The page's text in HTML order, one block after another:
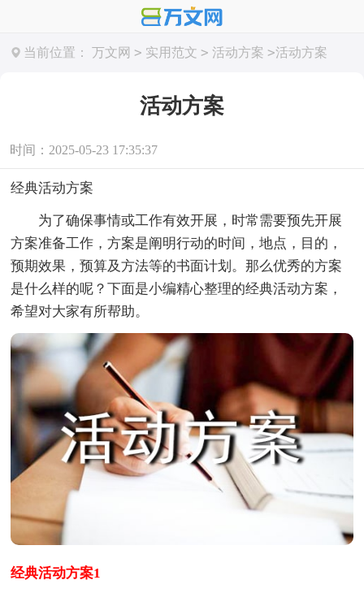
当前位置： 万文网 > 实用范文 > 活动方案 >活动方案
活动方案
时间：2025-05-23 17:35:37
经典活动方案
为了确保事情或工作有效开展，时常需要预先开展
方案准备工作，方案是阐明行动的时间，地点，目的，
预期效果，预算及方法等的书面计划。那么优秀的方案
是什么样的呢？下面是小编精心整理的经典活动方案，
希望对大家有所帮助。
经典活动方案1